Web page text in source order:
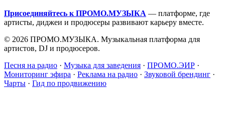
Присоединяйтесь к ПРОМО.МУЗЫКА — платформе, где
артисты, диджеи и продюсеры развивают карьеру вместе.
© 2026 ПРОМО.МУЗЫКА. Музыкальная платформа для
артистов, DJ и продюсеров.
Песня на радио · Музыка для заведения · ПРОМО.ЭИР ·
Мониторинг эфира · Реклама на радио · Звуковой брендинг ·
Чарты · Гид по продвижению